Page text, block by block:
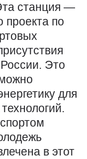
станция —
проекта по
Это
для
в этот